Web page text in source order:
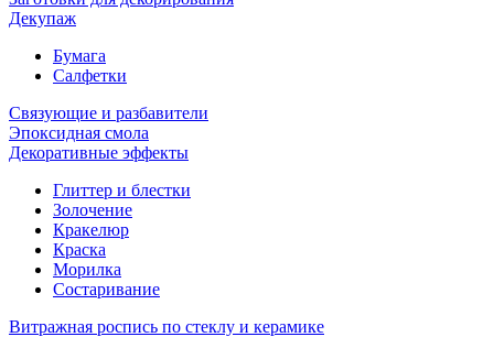
Декупаж
Бумага
Салфетки
Связующие и разбавители
Эпоксидная смола
Декоративные эффекты
Глиттер и блестки
Золочение
Кракелюр
Краска
Морилка
Состаривание
Витражная роспись по стеклу и керамике